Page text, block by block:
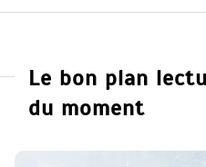
Le bon plan
du moment